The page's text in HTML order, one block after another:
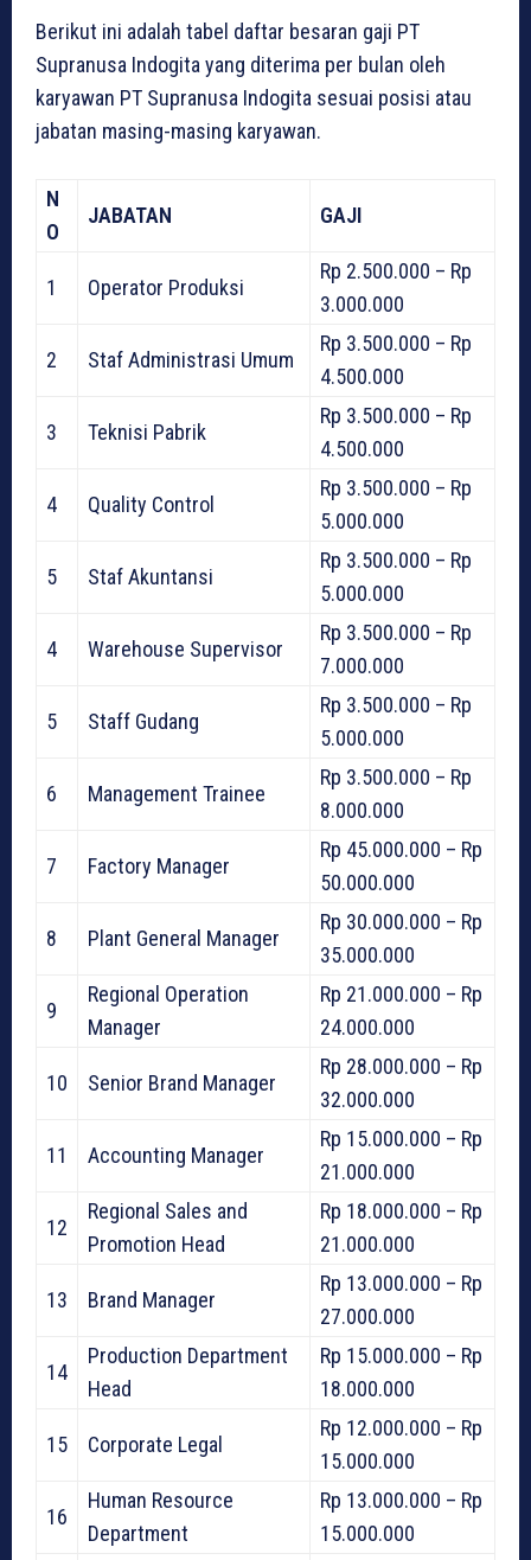
Berikut ini adalah tabel daftar besaran gaji PT
Supranusa Indogita yang diterima per bulan oleh
karyawan PT Supranusa Indogita sesuai posisi atau
jabatan masing-masing karyawan.
N
O
JABATAN GAJI
1 Operator Produksi
Rp 2.500.000 – Rp
3.000.000
2 Staf Administrasi Umum
Rp 3.500.000 – Rp
4.500.000
3 Teknisi Pabrik
Rp 3.500.000 – Rp
4.500.000
4 Quality Control
Rp 3.500.000 – Rp
5.000.000
5 Staf Akuntansi
Rp 3.500.000 – Rp
5.000.000
4 Warehouse Supervisor
Rp 3.500.000 – Rp
7.000.000
5 Staff Gudang
Rp 3.500.000 – Rp
5.000.000
6 Management Trainee
Rp 3.500.000 – Rp
8.000.000
7 Factory Manager
Rp 45.000.000 – Rp
50.000.000
8 Plant General Manager
Rp 30.000.000 – Rp
35.000.000
9
Regional Operation
Manager
Rp 21.000.000 – Rp
24.000.000
10 Senior Brand Manager
Rp 28.000.000 – Rp
32.000.000
11 Accounting Manager
Rp 15.000.000 – Rp
21.000.000
12
Regional Sales and
Promotion Head
Rp 18.000.000 – Rp
21.000.000
13 Brand Manager
Rp 13.000.000 – Rp
27.000.000
14
Production Department
Head
Rp 15.000.000 – Rp
18.000.000
15 Corporate Legal
Rp 12.000.000 – Rp
15.000.000
16
Human Resource
Department
Rp 13.000.000 – Rp
15.000.000